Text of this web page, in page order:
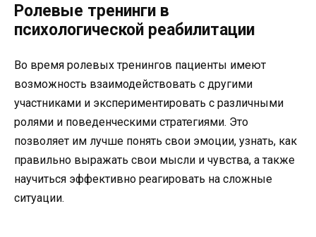
Ролевые тренинги в
психологической реабилитации
Во время ролевых тренингов пациенты имеют
возможность взаимодействовать с другими
участниками и экспериментировать с различными
ролями и поведенческими стратегиями. Это
позволяет им лучше понять свои эмоции, узнать, как
правильно выражать свои мысли и чувства, а также
научиться эффективно реагировать на сложные
ситуации.